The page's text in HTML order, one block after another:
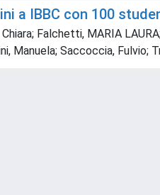
a IBBC con 100
Falchetti, MARIA
Manuela; Saccoccia, Fulvio;